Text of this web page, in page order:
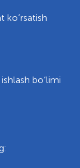
ko‘rsatish
bo‘limi